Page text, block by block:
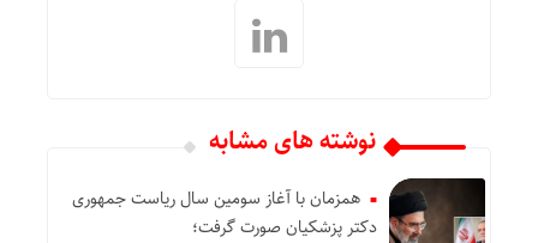
نوشته های مشابه
همزمان با آغاز سومین سال ریاست جمهوری
دکتر پزشکیان صورت گرفت؛